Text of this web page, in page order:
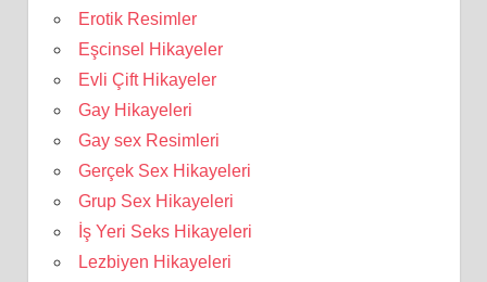
Erotik Resimler
Eşcinsel Hikayeler
Evli Çift Hikayeler
Gay Hikayeleri
Gay sex Resimleri
Gerçek Sex Hikayeleri
Grup Sex Hikayeleri
İş Yeri Seks Hikayeleri
Lezbiyen Hikayeleri